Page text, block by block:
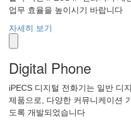
업무 효율을 높이시기 바랍니다
자세히 보기
Digital Phone
iPECS 디지털 전화기는 일반 디
제품으로, 다양한 커뮤니케이션
도록 개발되었습니다